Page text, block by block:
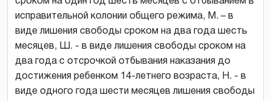
исправительной колонии общего режима, М. – в
виде лишения свободы сроком на два года шесть
месяцев, Ш. - в виде лишения свободы сроком на
два года с отсрочкой отбывания наказания до
достижения ребенком 14-летнего возраста, Н. - в
виде одного года шести месяцев лишения свободы